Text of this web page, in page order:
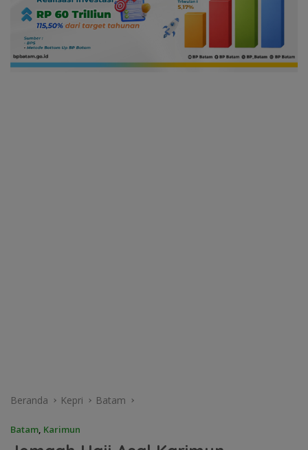
Beranda Kepri Batam
Batam, Karimun